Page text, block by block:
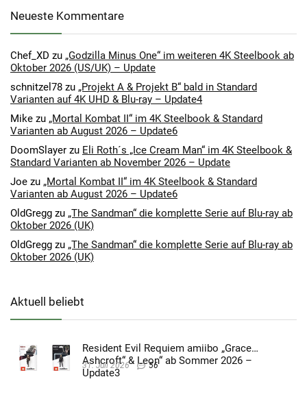
Neueste Kommentare
Chef_XD zu „Godzilla Minus One“ im weiteren 4K Steelbook ab
Oktober 2026 (US/UK) – Update
schnitzel78 zu „Projekt A & Projekt B“ bald in Standard
Varianten auf 4K UHD & Blu-ray – Update4
Mike zu „Mortal Kombat II“ im 4K Steelbook & Standard
Varianten ab August 2026 – Update6
DoomSlayer zu Eli Roth´s „Ice Cream Man“ im 4K Steelbook &
Standard Varianten ab November 2026 – Update
Joe zu „Mortal Kombat II“ im 4K Steelbook & Standard
Varianten ab August 2026 – Update6
OldGregg zu „The Sandman“ die komplette Serie auf Blu-ray ab
Oktober 2026 (UK)
OldGregg zu „The Sandman“ die komplette Serie auf Blu-ray ab
Oktober 2026 (UK)
Aktuell beliebt
Resident Evil Requiem amiibo „Grace
Ashcroft“ & Leon“ ab Sommer 2026 –
Update3
31. Juli 2026 56